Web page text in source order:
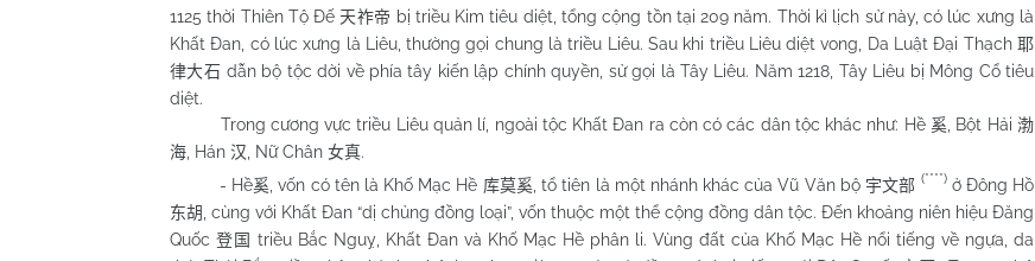
1125 thời Thiên Tộ Đế 天祚帝 bị triều Kim tiêu diệt, tổng cộng tồn tại 209 năm. Thời kì lịch sử này, có lúc xưng là
Khất Đan, có lúc xưng là Liêu, thường gọi chung là triều Liêu. Sau khi triều Liêu diệt vong, Da Luật Đại Thạch 耶
律大石 dẫn bộ tộc dời về phía tây kiến lập chính quyền, sử gọi là Tây Liêu. Năm 1218, Tây Liêu bị Mông Cổ tiêu
diệt.
Trong cương vực triều Liêu quản lí, ngoài tộc Khất Đan ra còn có các dân tộc khác như: Hề 奚 , Bột Hải渤
海 , Hán 汉 , Nữ Chân 女真.
- Hề奚 , vốn có tên là Khố Mạc Hề 库莫奚 , tổ tiên là một nhánh khác của Vũ Văn bộ 宇文部 (****)ở Đông Hồ
东胡 , cùng với Khất Đan “dị chủng đồng loại”, vốn thuộc một thể cộng đồng dân tộc. Đến khoảng niên hiệu Đăng
Quốc 登国 triều Bắc Nguỵ, Khất Đan và Khố Mạc Hề phân li. Vùng đất của Khố Mạc Hề nổi tiếng về ngựa, da